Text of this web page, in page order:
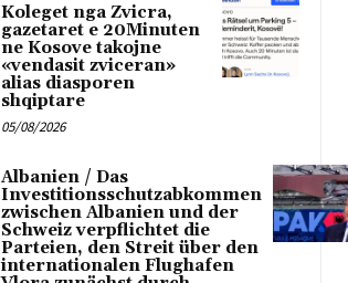
Koleget nga Zvicra,
gazetaret e 20Minuten
ne Kosove takojne
«vendasit zviceran»
alias diasporen
shqiptare
05/08/2026
Albanien / Das
Investitionsschutzabkommen
zwischen Albanien und der
Schweiz verpflichtet die
Parteien, den Streit über den
internationalen Flughafen